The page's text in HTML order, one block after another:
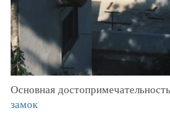
Основная
замок